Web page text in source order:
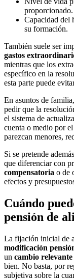
proporcionado.
Capacidad del
su formación.
También suele ser
gastos
mientras que los
específico en la
esta parte puede
En asuntos de
pedir que la
el sistema de
cuenta o medio por
parezcan menores,
Si se pretende
que diferenciar con
compensatoria o de
efectos y
Cuándo
pensión de
La fijación inicial de
modificación
un cambio
bien. No basta, por
subjetiva sobre la